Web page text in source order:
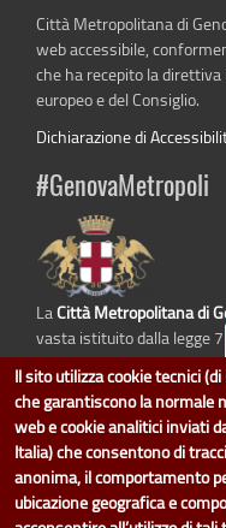
Città Metropolitana di
web accessibile,
che ha recepito la
europeo e del Consiglio.
Dichiarazione di
#GenovaMetropoli
LaCittà Metropolitana di
vasta istituito dalla legge 7
Sostituisce la Provincia di
Il design e la gestione sono
Il sito utilizza cookie tecnici
che garantiscono la normale
web e cookie analitici inviati
Italia) che consentono di
anonima, il comportamento
ubicazione geografica e